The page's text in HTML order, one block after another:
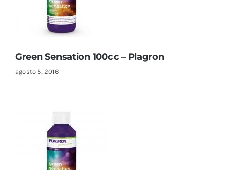
¡Compra ahora!
KITs & PACKs
Green Sensation 100cc – Plagron
agosto 5, 2016